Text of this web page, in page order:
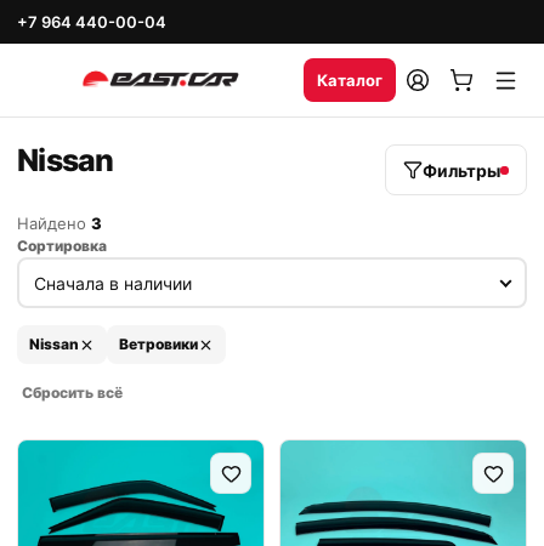
+7 964 440-00-04
Каталог
Nissan Фильтры
Найдено 3
Сортировка
Nissan Ветровики
Сбросить всё